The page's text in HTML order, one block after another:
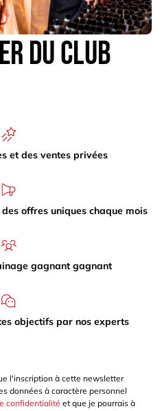
du Club
et des ventes privées
offres uniques chaque mois
gagnant gagnant
objectifs par nos experts
l'inscription à cette newsletter
données à caractère personnel
confidentialité et que je pourrais à